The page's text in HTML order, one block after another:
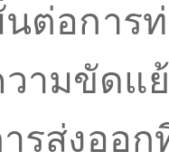
ต่อการ
ามขัดแ
รส่งออ